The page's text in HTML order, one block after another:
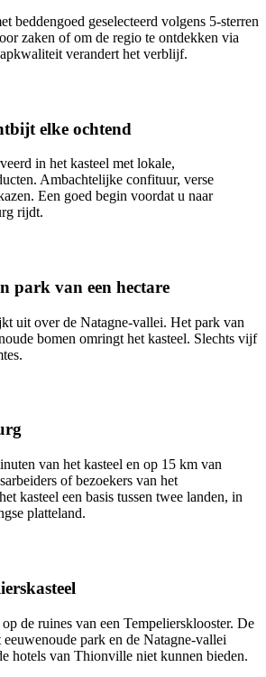
beddengoed geselecteerd volgens 5-sterren
zaken of om de regio te ontdekken via
verandert het verblijf.
elke ochtend
in het kasteel met lokale,
Ambachtelijke confituur, verse
Een goed begin voordat u naar
rijdt.
park van een hectare
uit over de Natagne-vallei. Het park van
bomen omringt het kasteel. Slechts vijf
van het kasteel en op 15 km van
of bezoekers van het
kasteel een basis tussen twee landen, in
platteland.
de ruines van een Tempeliersklooster. De
eeuwenoude park en de Natagne-vallei
hotels van Thionville niet kunnen bieden.